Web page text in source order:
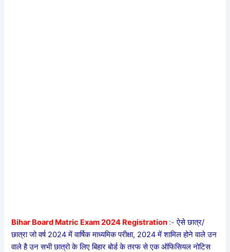
Bihar Board Matric Exam 2024 Registration :- ऐसे छात्र/
छात्रा जो वर्ष 2024 में वार्षिक माध्यमिक परीक्षा, 2024 में शामिल होने वाले उन
वाले है उन सभी छात्रो के लिए बिहार बोर्ड के तरफ से एक ऑफिसियल नोटिस